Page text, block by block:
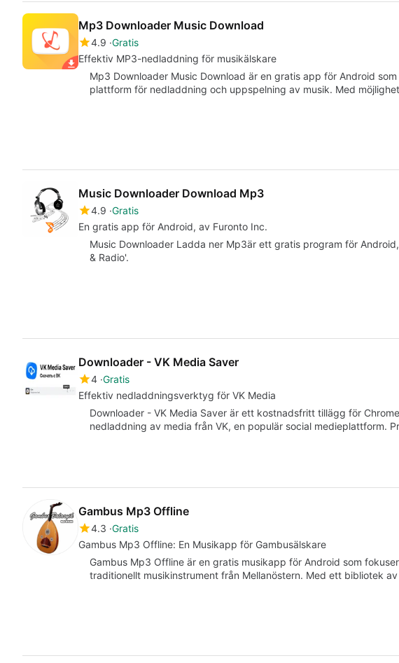
Mp3 Downloader Music Download
4.9 Gratis
Effektiv MP3-nedladdning för musikälskare
Mp3 Downloader Music Download är en gratis app för Android
plattform för nedladdning och uppspelning av musik. Med
Music Downloader Download Mp3
4.9 Gratis
En gratis app för Android, av Furonto Inc.
Music Downloader Ladda ner Mp3är ett gratis program för
& Radio'.
Downloader - VK Media Saver
4 Gratis
Effektiv nedladdningsverktyg för VK Media
Downloader - VK Media Saver är ett kostnadsfritt tillägg för
nedladdning av media från VK, en populär social medieplattform.
Gambus Mp3 Offline
4.3 Gratis
Gambus Mp3 Offline: En Musikapp för Gambusälskare
Gambus Mp3 Offline är en gratis musikapp för Android som
traditionellt musikinstrument från Mellanöstern. Med ett bibliotek